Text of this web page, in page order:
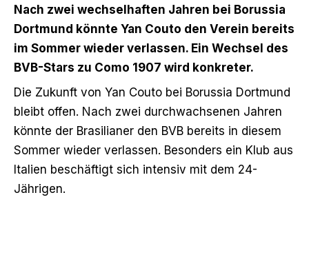
Nach zwei wechselhaften Jahren bei Borussia
Dortmund könnte Yan Couto den Verein bereits
im Sommer wieder verlassen. Ein Wechsel des
BVB-Stars zu Como 1907 wird konkreter.
Die Zukunft von Yan Couto bei Borussia Dortmund
bleibt offen. Nach zwei durchwachsenen Jahren
könnte der Brasilianer den BVB bereits in diesem
Sommer wieder verlassen. Besonders ein Klub aus
Italien beschäftigt sich intensiv mit dem 24-
Jährigen.